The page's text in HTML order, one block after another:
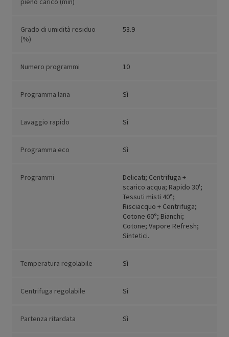
Grado di umidità residuo
(%)
53.9
Numero programmi 10
Programma lana Sì
Lavaggio rapido Sì
Programma eco Sì
Programmi
Delicati; Centrifuga +
scarico acqua; Rapido 30';
Tessuti misti 40°;
Risciacquo + Centrifuga;
Cotone 60°; Bianchi;
Cotone; Vapore Refresh;
Sintetici.
Temperatura regolabile Sì
Centrifuga regolabile Sì
Partenza ritardata Sì